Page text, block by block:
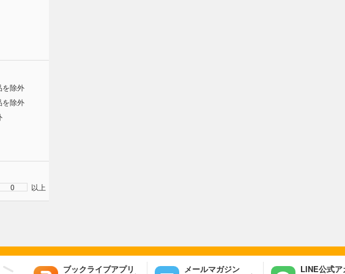
を除外
を除外
0 以上
ブックライブアプリ メールマガジン LINE公式ア